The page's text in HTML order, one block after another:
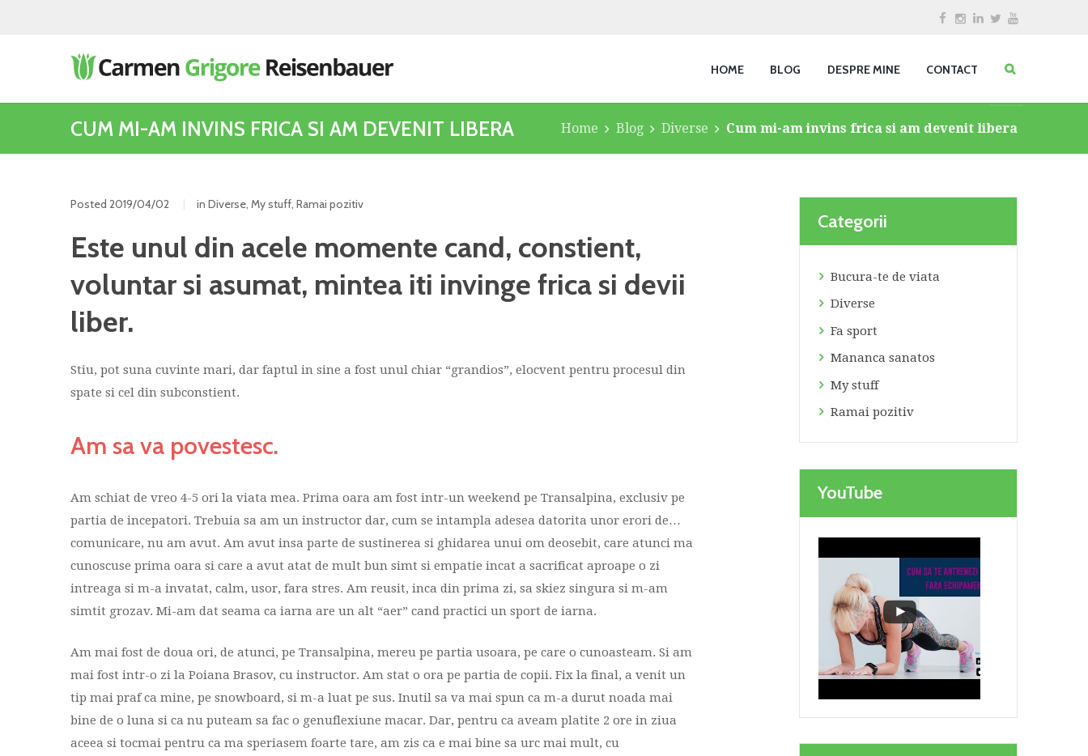
HOME BLOG DESPRE MINE CONTACT
CUM MI-AM INVINS FRICA SI AM DEVENIT LIBERA Home Blog Diverse Cum mi-am invins frica si am devenit libera
Posted 2019/04/02 in Diverse, My stuff, Ramai pozitiv
Este unul din acele momente cand, constient,
voluntar si asumat, mintea iti invinge frica si devii
liber.
Stiu, pot suna cuvinte mari, dar faptul in sine a fost unul chiar “grandios”, elocvent pentru procesul din
spate si cel din subconstient.
Am sa va povestesc.
Am schiat de vreo 4-5 ori la viata mea. Prima oara am fost intr-un weekend pe Transalpina, exclusiv pe
partia de incepatori. Trebuia sa am un instructor dar, cum se intampla adesea datorita unor erori de…
comunicare, nu am avut. Am avut insa parte de sustinerea si ghidarea unui om deosebit, care atunci ma
cunoscuse prima oara si care a avut atat de mult bun simt si empatie incat a sacrificat aproape o zi
intreaga si m-a invatat, calm, usor, fara stres. Am reusit, inca din prima zi, sa skiez singura si m-am
simtit grozav. Mi-am dat seama ca iarna are un alt “aer” cand practici un sport de iarna.
Am mai fost de doua ori, de atunci, pe Transalpina, mereu pe partia usoara, pe care o cunoasteam. Si am
mai fost intr-o zi la Poiana Brasov, cu instructor. Am stat o ora pe partia de copii. Fix la final, a venit un
tip mai praf ca mine, pe snowboard, si m-a luat pe sus. Inutil sa va mai spun ca m-a durut noada mai
bine de o luna si ca nu puteam sa fac o genuflexiune macar. Dar, pentru ca aveam platite 2 ore in ziua
aceea si tocmai pentru ca ma speriasem foarte tare, am zis ca e mai bine sa urc mai mult, cu
Categorii
Bucura-te de viata
Diverse
Fa sport
Mananca sanatos
My stuff
Ramai pozitiv
YouTube